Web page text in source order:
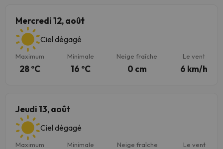
Mercredi 12, août
Ciel dégagé
Maximum
28 ºC
Minimale
16 ºC
Neige fraîche
0 cm
Le vent
6 km/h
Jeudi 13, août
Ciel dégagé
Maximum Minimale Neige fraîche Le vent